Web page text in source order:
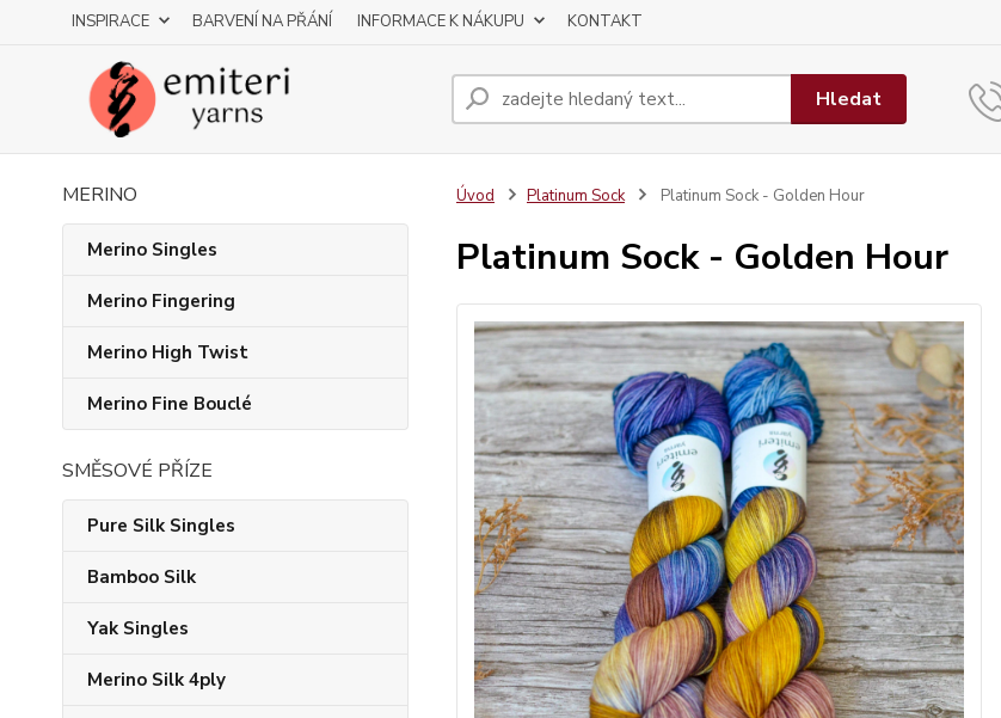
INSPIRACE BARVENÍ NA PŘÁNÍ INFORMACE K NÁKUPU KONTAKT
Hledat
MERINO
Merino Singles
Merino Fingering
Merino High Twist
Merino Fine Bouclé
SMĚSOVÉ PŘÍZE
Pure Silk Singles
Bamboo Silk
Yak Singles
Merino Silk 4ply
Úvod Platinum Sock Platinum Sock - Golden Hour
Platinum Sock - Golden Hour